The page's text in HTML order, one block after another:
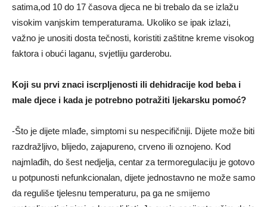
satima,od 10 do 17 časova djeca ne bi trebalo da se izlažu
visokim vanjskim temperaturama. Ukoliko se ipak izlazi,
važno je unositi dosta tečnosti, koristiti zaštitne kreme visokog
faktora i obući laganu, svjetliju garderobu.
Koji su prvi znaci iscrplјenosti ili dehidracije kod beba i
male djece i kada je potrebno potražiti lјekarsku pomoć?
-Što je dijete mlađe, simptomi su nespecifičniji. Dijete može biti
razdražlјivo, blijedo, zajapureno, crveno ili oznojeno. Kod
najmlađih, do šest nedjelјa, centar za termoregulaciju je gotovo
u potpunosti nefunkcionalan, dijete jednostavno ne može samo
da reguliše tjelesnu temperaturu, pa ga ne smijemo